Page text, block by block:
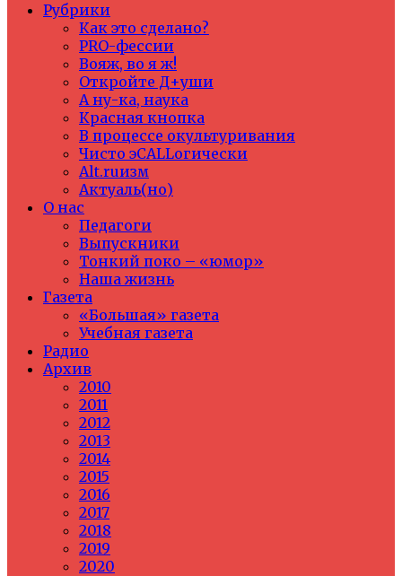
Рубрики
Как это сделано?
PRO-фессии
Вояж, во я ж!
Откройте Д+уши
А ну-ка, наука
Красная кнопка
В процессе окультуривания
Чисто эCALLогически
Alt.ruизм
Актуаль(но)
О нас
Педагоги
Выпускники
Тонкий поко – «юмор»
Наша жизнь
Газета
«Большая» газета
Учебная газета
Радио
Архив
2010
2011
2012
2013
2014
2015
2016
2017
2018
2019
2020